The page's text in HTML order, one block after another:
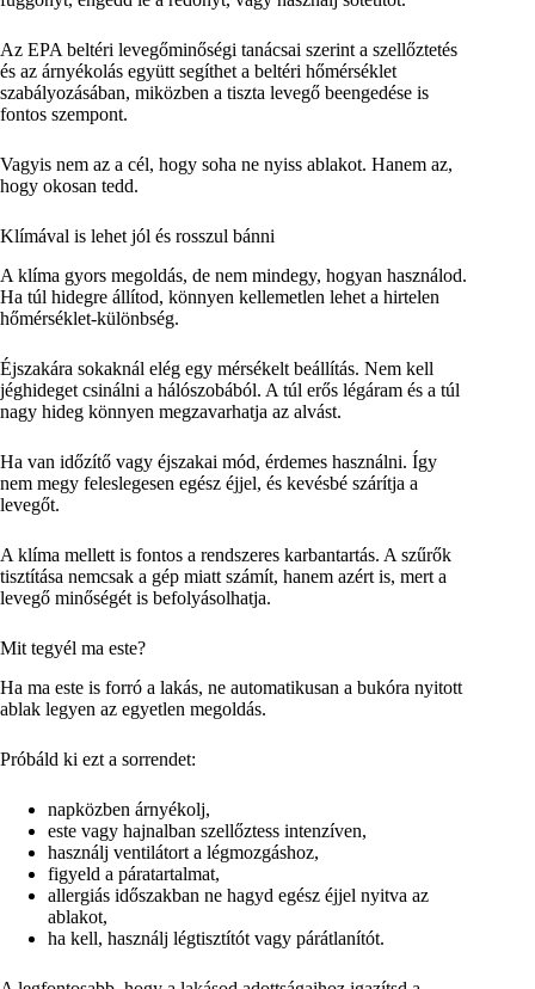
Az EPA beltéri levegőminőségi tanácsai szerint a szellőztetés
és az árnyékolás együtt segíthet a beltéri hőmérséklet
szabályozásában, miközben a tiszta levegő beengedése is
fontos szempont.
Vagyis nem az a cél, hogy soha ne nyiss ablakot. Hanem az,
hogy okosan tedd.
Klímával is lehet jól és rosszul bánni
A klíma gyors megoldás, de nem mindegy, hogyan használod.
Ha túl hidegre állítod, könnyen kellemetlen lehet a hirtelen
hőmérséklet-különbség.
Éjszakára sokaknál elég egy mérsékelt beállítás. Nem kell
jéghideget csinálni a hálószobából. A túl erős légáram és a túl
nagy hideg könnyen megzavarhatja az alvást.
Ha van időzítő vagy éjszakai mód, érdemes használni. Így
nem megy feleslegesen egész éjjel, és kevésbé szárítja a
levegőt.
A klíma mellett is fontos a rendszeres karbantartás. A szűrők
tisztítása nemcsak a gép miatt számít, hanem azért is, mert a
levegő minőségét is befolyásolhatja.
Mit tegyél ma este?
Ha ma este is forró a lakás, ne automatikusan a bukóra nyitott
ablak legyen az egyetlen megoldás.
Próbáld ki ezt a sorrendet:
napközben árnyékolj,
este vagy hajnalban szellőztess intenzíven,
használj ventilátort a légmozgáshoz,
figyeld a páratartalmat,
allergiás időszakban ne hagyd egész éjjel nyitva az
ablakot,
ha kell, használj légtisztítót vagy párátlanítót.